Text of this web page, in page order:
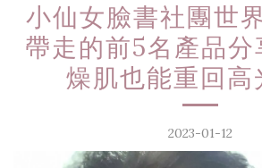
小仙女臉書社團世
帶走的前5名產品
燥肌也能重回高
2023-01-12